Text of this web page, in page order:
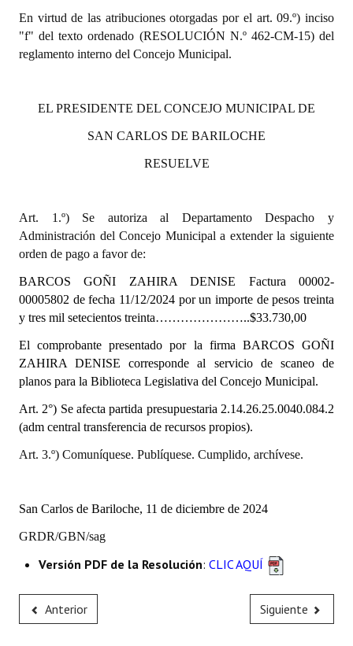
Actas de Sesión
Informes de Unidad Coordinadora
Declaraciones
Resoluciones
Resoluciones de Presidencia
INSTITUCIONAL
Antiguos Pobladores
Noticias Destacadas
Registros y Distinciones
Datos Históricos
Audiencias Públicas - Registro
Ciudadano Ilustre - Registro
En virtud de las atribuciones otorgadas por el art. 09.º) inciso
"f" del texto ordenado (RESOLUCIÓN N.º 462-CM-15) del
reglamento interno del Concejo Municipal.
EL PRESIDENTE DEL CONCEJO MUNICIPAL DE
SAN CARLOS DE BARILOCHE
RESUELVE
Art. 1.º) Se autoriza al Departamento Despacho y
Administración del Concejo Municipal a extender la siguiente
orden de pago a favor de:
BARCOS GOÑI ZAHIRA DENISE Factura 00002-
00005802 de fecha 11/12/2024 por un importe de pesos treinta
y tres mil setecientos treinta…………………..$33.730,00
El comprobante presentado por la firma BARCOS GOÑI
ZAHIRA DENISE corresponde al servicio de scaneo de
planos para la Biblioteca Legislativa del Concejo Municipal.
Art. 2°) Se afecta partida presupuestaria 2.14.26.25.0040.084.2
(adm central transferencia de recursos propios).
Art. 3.º) Comuníquese. Publíquese. Cumplido, archívese.
San Carlos de Bariloche, 11 de diciembre de 2024
GRDR/GBN/sag
Versión PDF de la Resolución: CLIC AQUÍ
Anterior Siguiente